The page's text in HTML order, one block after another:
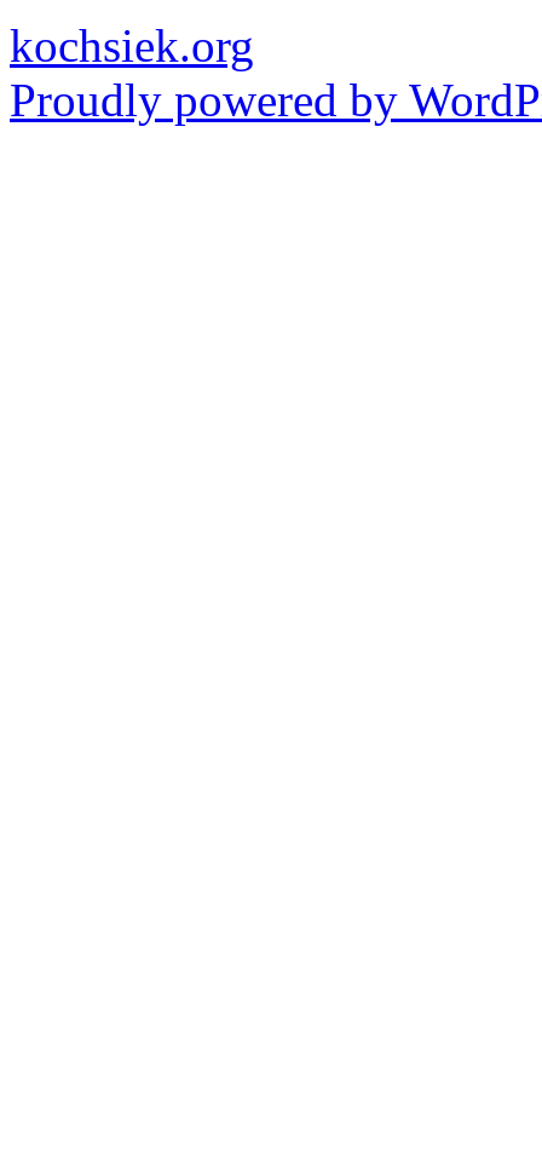
kochsiek.org
Proudly powered by